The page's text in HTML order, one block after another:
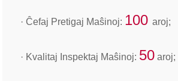
· Ĉefaj Pretigaj Maŝinoj: 100 aroj;
· Kvalitaj Inspektaj Maŝinoj: 50 aroj;